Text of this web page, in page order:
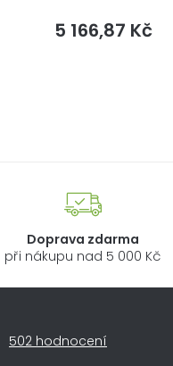
5 166,87 Kčcena:
Doprava zdarma
při nákupu nad 5 000 Kč
Průměrné
502 hodnocení